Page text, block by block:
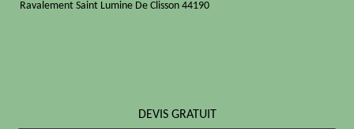
Ravalement Saint Lumine De Clisson 44190
DEVIS GRATUIT